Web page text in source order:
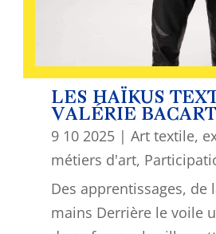
LES HAÏKUS
VALÉRIE BACART
9 10 2025| Art textile,
métiers d'art,
Des apprentissages, de
mains Derrière le voile